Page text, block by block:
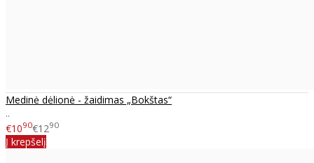
Medinė dėlionė - žaidimas „Bokštas“
..
€1090€1290
Į krepšelį